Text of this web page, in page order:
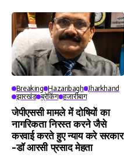
Breaking Hazaribagh Jharkhand
झारखंड ब्रेकिंग हजारीबाग
जेपीएससी मामले में दोषियों का
नागरिकता निरस्त करने जैसे
करवाई करते हुए न्याय करे सरकार
-डॉ आरसी प्रसाद मेहता